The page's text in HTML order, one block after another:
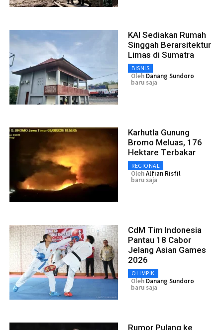
KAI Sediakan Rumah
Singgah Berarsitektur
Limas di Sumatra
BISNIS
Oleh Danang Sundoro
baru saja
Karhutla Gunung
Bromo Meluas, 176
Hektare Terbakar
REGIONAL
OlehAlfian Risfil
baru saja
CdM Tim Indonesia
Pantau 18 Cabor
Jelang Asian Games
2026
OLIMPIK
Oleh Danang Sundoro
baru saja
Rumor Pulang ke